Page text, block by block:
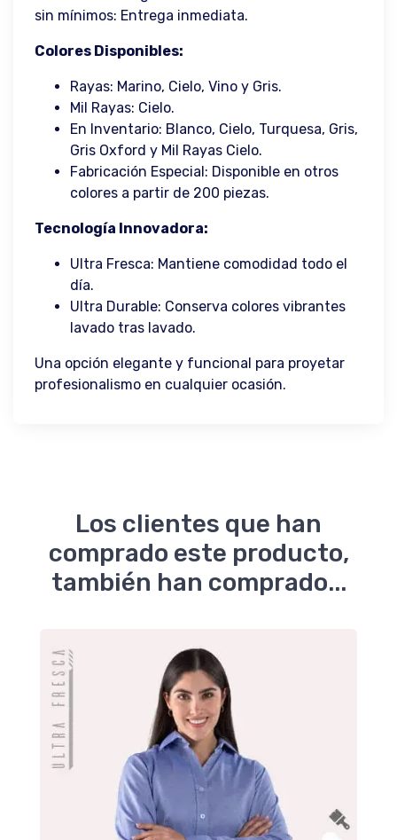
sin mínimos: Entrega inmediata.
Colores Disponibles:
Rayas: Marino, Cielo, Vino y Gris.
Mil Rayas: Cielo.
En Inventario: Blanco, Cielo, Turquesa, Gris,
Gris Oxford y Mil Rayas Cielo.
Fabricación Especial: Disponible en otros
colores a partir de 200 piezas.
Tecnología Innovadora:
Ultra Fresca: Mantiene comodidad todo el
día.
Ultra Durable: Conserva colores vibrantes
lavado tras lavado.
Una opción elegante y funcional para proyetar
profesionalismo en cualquier ocasión.
Los clientes que han
comprado este producto,
también han comprado...